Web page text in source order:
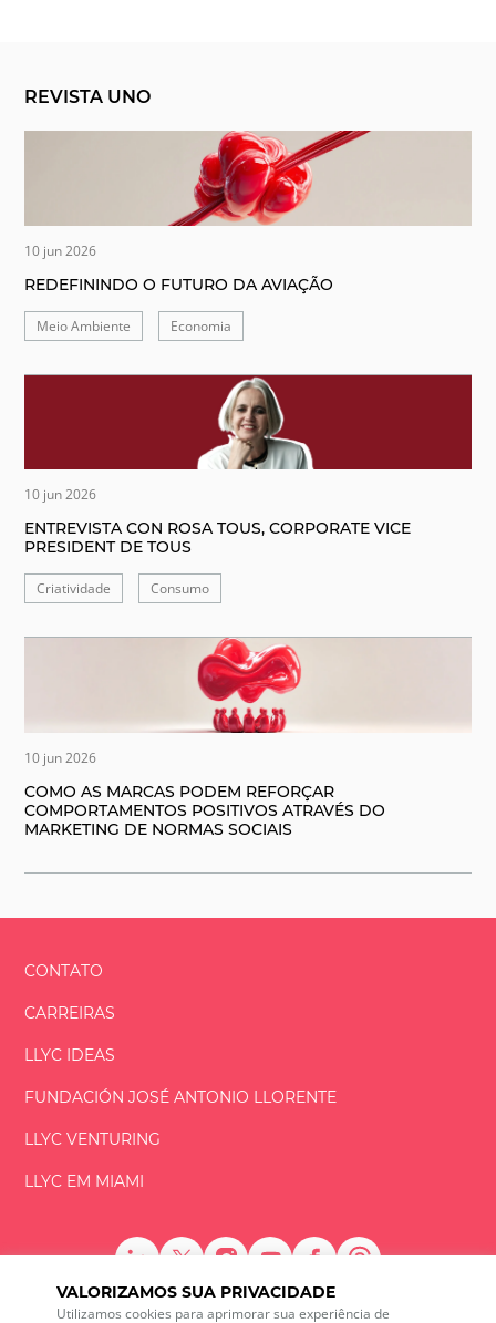
VALORIZAMOS SUA PRIVACIDADE
Utilizamos cookies para aprimorar sua experiência de
REVISTA UNO
10 jun 2026
REDEFININDO O FUTURO DA AVIAÇÃO
Meio Ambiente Economia
10 jun 2026
ENTREVISTA CON ROSA TOUS, CORPORATE VICE
PRESIDENT DE TOUS
Criatividade Consumo
10 jun 2026
COMO AS MARCAS PODEM REFORÇAR
COMPORTAMENTOS POSITIVOS ATRAVÉS DO
MARKETING DE NORMAS SOCIAIS
CONTATO
CARREIRAS
LLYC IDEAS
FUNDACIÓNJOSÉ ANTONIO LLORENTE
LLYC VENTURING
LLYC EM MIAMI
LLYC © 2026 Todos os direitos reservados